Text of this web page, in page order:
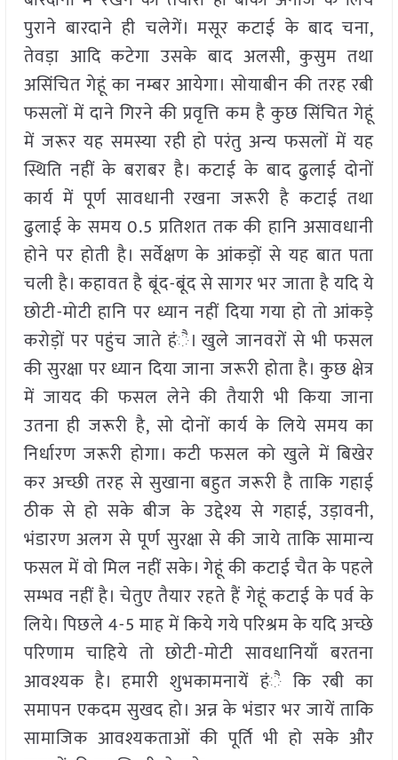
पुराने बारदाने ही चलेगें। मसूर कटाई के बाद चना,
तेवड़ा आदि कटेगा उसके बाद अलसी, कुसुम तथा
असिंचित गेहूं का नम्बर आयेगा। सोयाबीन की तरह रबी
फसलों में दाने गिरने की प्रवृत्ति कम है कुछ सिंचित गेहूं
में जरूर यह समस्या रही हो परंतु अन्य फसलों में यह
स्थिति नहीं के बराबर है। कटाई के बाद ढुलाई दोनों
कार्य में पूर्ण सावधानी रखना जरूरी है कटाई तथा
ढुलाई के समय 0.5 प्रतिशत तक की हानि असावधानी
होने पर होती है। सर्वेक्षण के आंकड़ों से यह बात पता
चली है। कहावत है बूंद-बूंद से सागर भर जाता है यदि ये
छोटी-मोटी हानि पर ध्यान नहीं दिया गया हो तो आंकड़े
करोड़ों पर पहुंच जाते हंै। खुले जानवरों से भी फसल
की सुरक्षा पर ध्यान दिया जाना जरूरी होता है। कुछ क्षेत्र
में जायद की फसल लेने की तैयारी भी किया जाना
उतना ही जरूरी है, सो दोनों कार्य के लिये समय का
निर्धारण जरूरी होगा। कटी फसल को खुले में बिखेर
कर अच्छी तरह से सुखाना बहुत जरूरी है ताकि गहाई
ठीक से हो सके बीज के उद्देश्य से गहाई, उड़ावनी,
भंडारण अलग से पूर्ण सुरक्षा से की जाये ताकि सामान्य
फसल में वो मिल नहीं सके। गेहूं की कटाई चैत के पहले
सम्भव नहीं है। चेतुए तैयार रहते हैं गेहूं कटाई के पर्व के
लिये। पिछले 4-5 माह में किये गये परिश्रम के यदि अच्छे
परिणाम चाहिये तो छोटी-मोटी सावधानियाँ बरतना
आवश्यक है। हमारी शुभकामनायें हंै कि रबी का
समापन एकदम सुखद हो। अन्न के भंडार भर जायें ताकि
सामाजिक आवश्यकताओं की पूर्ति भी हो सके और